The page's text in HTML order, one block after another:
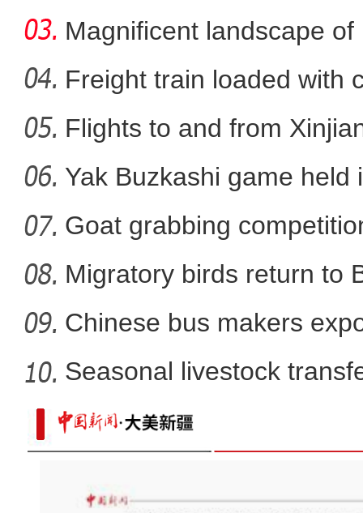
第三次新疆科考：阿尔金
PVC板上的中
Nal
Magnificent landscape
La
Freight train loaded with
Flights to and from
Yak Buzkashi game held
Goat grabbing
Migratory birds return to
Chinese bus makers
energy ve
Seasonal livestock